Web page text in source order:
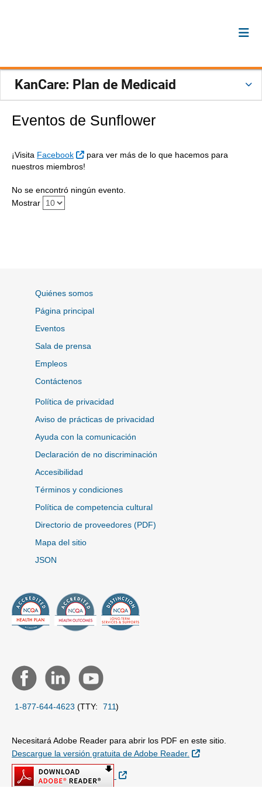
KanCare: Plan de Medicaid
Eventos de Sunflower
¡Visita Facebook Sitio Externo
para ver más de lo que hacemos para
nuestros miembros!
No se encontró ningún evento.
Mostrar
Quiénes somos
Página principal
Eventos
Sala de prensa
Empleos
Contáctenos
Política de privacidad
Aviso de prácticas de privacidad
Ayuda con la comunicación
Declaración de no discriminación
Accesibilidad
Términos y condiciones
Política de competencia cultural
Directorio de proveedores (PDF)
Mapa del sitio
JSON
1-877-644-4623 (TTY: 711)
Necesitará Adobe Reader para abrir los PDF en este sitio.
Descargue la versión gratuita de Adobe Reader.
Sitio Externo
Sitio Externo